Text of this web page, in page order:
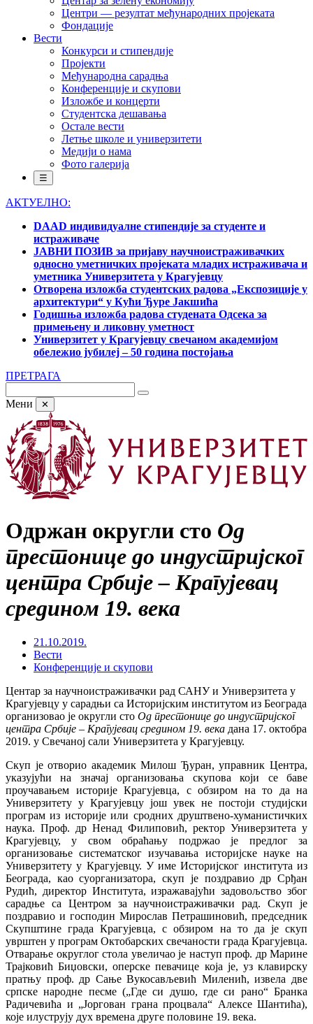
Центри — резултат међународних пројеката
Фондације
Вести
Конкурси и стипендије
Пројекти
Међународна сарадња
Конференције и скупови
Изложбе и концерти
Студентска дешавања
Остале вести
Летње школе и универзитети
Медији о нама
Фото галерија
☰
АКТУЕЛНО:
DAAD индивидуалне стипендије за студенте и
истраживаче
ЈАВНИ ПОЗИВ за пријаву научноистраживачких
односно уметничких пројеката младих истраживача и
уметника Универзитета у Крагујевцу
Отворена изложба студентских радова „Експозиције у
архитектури“ у Кући Ђуре Јакшића
Годишња изложба радова студената Одсека за
примењену и ликовну уметност
Универзитет у Крагујевцу свечаном академијом
обележио јубилеј – 50 година постојања
ПРЕТРАГА
Мени ✕
Одржан округли сто Од
престонице до индустријског
центра Србије – Крагујевац
средином 19. века
21.10.2019.
Вести
Конференције и скупови
Центар за научноистраживачки рад САНУ и Универзитета у
Крагујевцу у сарадњи са Историјским институтом из Београда
организовао је округли сто Од престонице до индустријског
центра Србије – Крагујевац средином 19. века дана 17. октобра
2019. у Свечаној сали Универзитета у Крагујевцу.
Скуп је отворио академик Милош Ђуран, управник Центра,
указујући на значај организовања скупова који се баве
проучавањем историје Крагујевца, с обзиром на то да на
Универзитету у Крагујевцу још увек не постоји студијски
програм из историје или сродних друштвено-хуманистичких
наука. Проф. др Ненад Филиповић, ректор Универзитета у
Крагујевцу, у свом обраћању подржао је предлог за
организовање систематског изучавања историјске науке на
Универзитету у Крагујевцу. У име Историјског института из
Београда, као суорганизатора, скуп је поздравио др Срђан
Рудић, директор Института, изражавајући задовољство због
сарадње са Центром за научноистраживачки рад. Скуп је
поздравио и господин Мирослав Петрашиновић, председник
Скупштине града Крагујевца, с обзиром на то да је скуп
уврштен у програм Октобарских свечаности града Крагујевца.
Отварање округлог стола увеличао је наступ проф. др Марине
Трајковић Биџовски, оперске певачице која је, уз клавирску
пратњу проф. др Сање Вукосављевић Миленић, извела две
српске народне песме („Где си душо, где си рано“ Бранка
Радичевића и „Јоргован грана процвала“ Алексе Шантића),
које илуструју дух времена друге половине 19. века.